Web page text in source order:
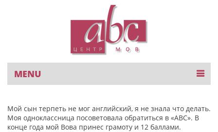
ABC- курсы английского языка в Чернигове
У нас можно выучить английский, немецкий,
французский и польский языки. Есть группы для детей
и взрослых, а также можно обучаться индивидуально.
MENU
Мой сын терпеть не мог английский, я не знала что делать.
Моя одноклассница посоветовала обратиться в «АВС». В
конце года мой Вова принес грамоту и 12 баллами.